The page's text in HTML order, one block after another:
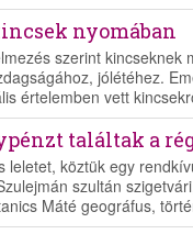
nyomában
szerint
jólétéhez.
értelemben vett
találtak a
leletet, köztük egy
szultán
Máté geográfus,